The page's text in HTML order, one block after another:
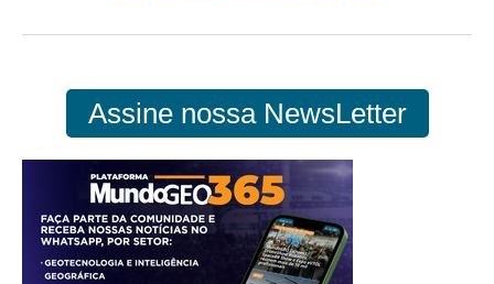
Assine nossa NewsLetter